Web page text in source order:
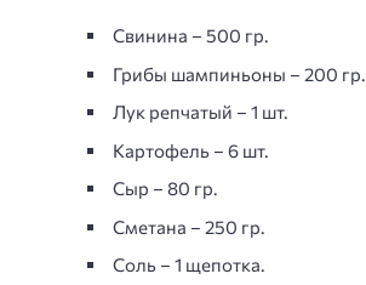
Свинина – 500 гр.
Грибы шампиньоны – 200 гр.
Лук репчатый – 1 шт.
Картофель – 6 шт.
Сыр – 80 гр.
Сметана – 250 гр.
Соль – 1 щепотка.